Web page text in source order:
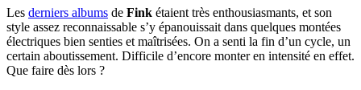
Les derniers albums de Fink étaient très enthousiasmants, et son
style assez reconnaissable s’y épanouissait dans quelques montées
électriques bien senties et maîtrisées. On a senti la fin d’un cycle, un
certain aboutissement. Difficile d’encore monter en intensité en effet.
Que faire dès lors ?